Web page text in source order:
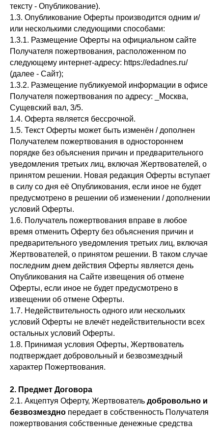
тексту - Опубликование).
1.3. Опубликование Оферты производится одним и/
или несколькими следующими способами:
1.3.1. Размещение Оферты на официальном сайте
Получателя пожертвования, расположенном по
следующему интернет-адресу: https://edadnes.ru/
(далее - Сайт);
1.3.2. Размещение публикуемой информации в офисе
Получателя пожертвования по адресу: _Москва,
Сущевский вал, 3/5.
1.4. Оферта является бессрочной.
1.5. Текст Оферты может быть изменён / дополнен
Получателем пожертвования в одностороннем
порядке без объяснения причин и предварительного
уведомления третьих лиц, включая Жертвователей, о
принятом решении. Новая редакция Оферты вступает
в силу со дня её Опубликования, если иное не будет
предусмотрено в решении об изменении / дополнении
условий Оферты.
1.6. Получатель пожертвования вправе в любое
время отменить Оферту без объяснения причин и
предварительного уведомления третьих лиц, включая
Жертвователей, о принятом решении. В таком случае
последним днем действия Оферты является день
Опубликования на Сайте извещения об отмене
Оферты, если иное не будет предусмотрено в
извещении об отмене Оферты.
1.7. Недействительность одного или нескольких
условий Оферты не влечёт недействительности всех
остальных условий Оферты.
1.8. Принимая условия Оферты, Жертвователь
подтверждает добровольный и безвозмездный
характер Пожертвования.
2. Предмет Договора
2.1. Акцептуя Оферту, Жертвователь добровольно и
безвозмездно передает в собственность Получателя
пожертвования собственные денежные средства